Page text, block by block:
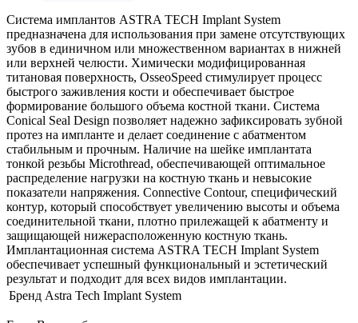
Система имплантов ASTRA TECH Implant System
предназначена для использования при замене отсутствующих
зубов в единичном или множественном вариантах в нижней
или верхней челюсти. Химически модифицированная
титановая поверхность, OsseoSpeed стимулирует процесс
быстрого заживления кости и обеспечивает быстрое
формирование большого объема костной ткани. Система
Conical Seal Design позволяет надежно зафиксировать зубной
протез на импланте и делает соединение с абатментом
стабильным и прочным. Наличие на шейке имплантата
тонкой резьбы Microthread, обеспечивающей оптимальное
распределение нагрузки на костную ткань и невысокие
показатели напряжения. Connective Contour, специфический
контур, который способствует увеличению высоты и объема
соединительной ткани, плотно прилежащей к абатменту и
защищающей нижерасположенную костную ткань.
Имплантационная система ASTRA TECH Implant System
обеспечивает успешный функциональный и эстетический
результат и подходит для всех видов имплантации.
Бренд Astra Tech Implant System